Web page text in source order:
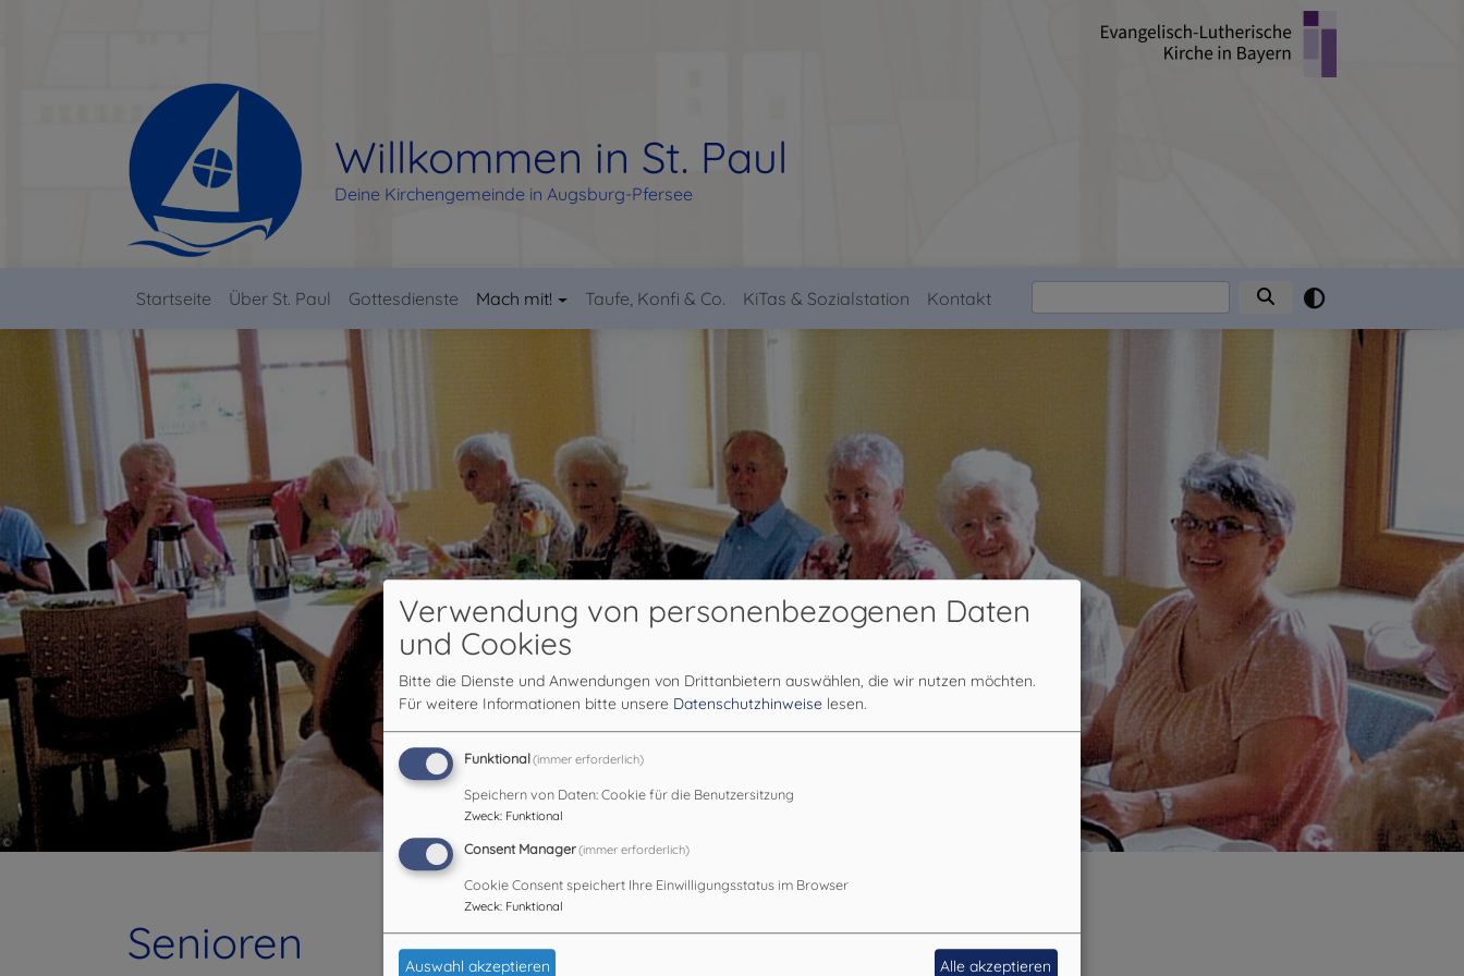
Willkommen in St. Paul
Deine Kirchengemeinde in Augsburg-Pfersee
Hauptnavigation
Startseite Über St. Paul Gottesdienste Mach mit! Taufe, Konfi & Co. KiTas & Sozialstation Kontakt Suche
Senioren
Verwendung von personenbezogenen Daten
und Cookies
Bitte die Dienste und Anwendungen von Drittanbietern auswählen, die wir nutzen möchten.
Für weitere Informationen bitte unsere Datenschutzhinweise lesen.
Funktional(immer erforderlich)
Speichern von Daten: Cookie für die Benutzersitzung
Zweck: Funktional
Consent Manager(immer erforderlich)
Cookie Consent speichert Ihre Einwilligungsstatus im Browser
Zweck: Funktional
Auswahl akzeptieren Alle akzeptieren